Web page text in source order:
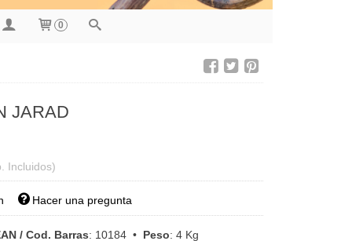
0
JARAD
Incluidos)
Hacer una pregunta
/ Cod. Barras: 10184• Peso: 4 Kg